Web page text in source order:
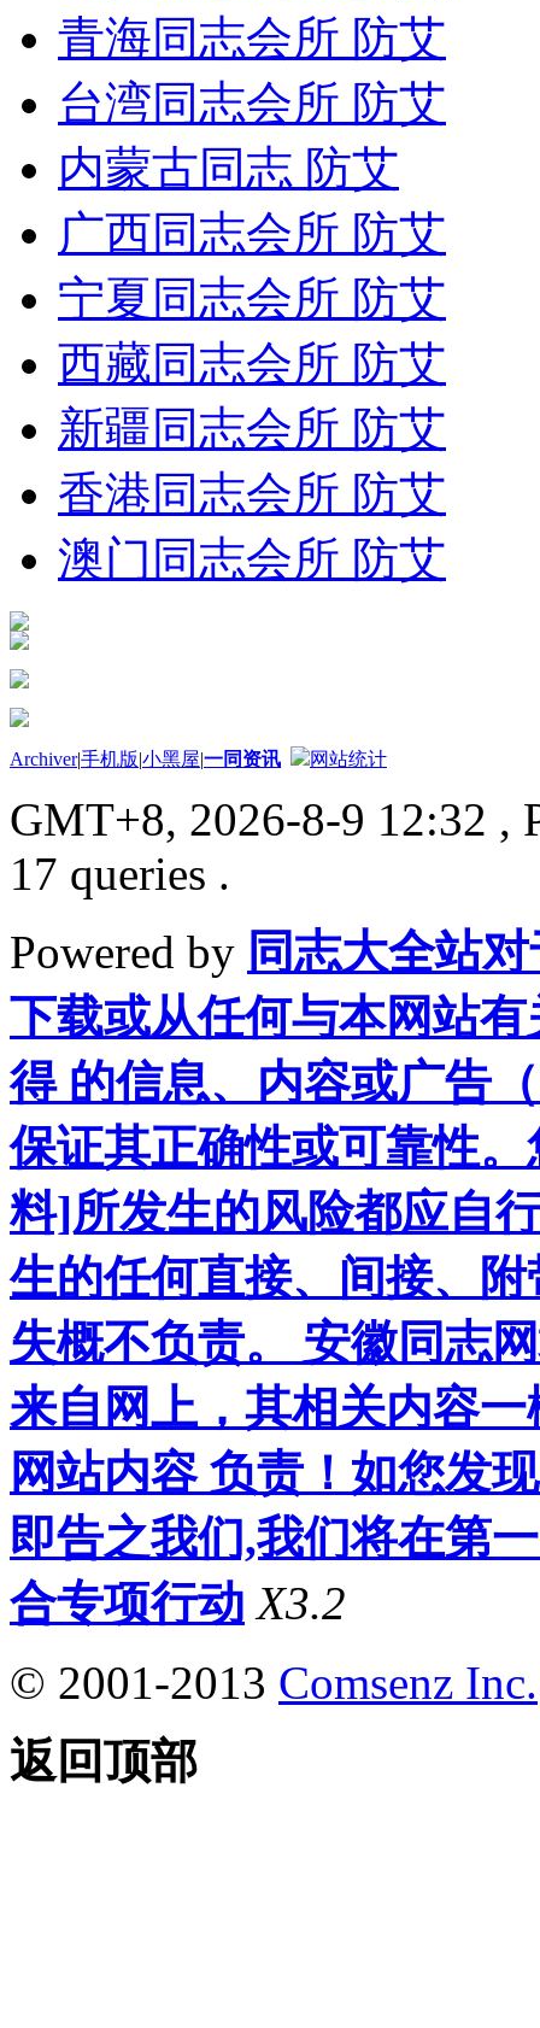
青海同志会所 防艾
台湾同志会所 防艾
内蒙古同志 防艾
广西同志会所 防艾
宁夏同志会所 防艾
西藏同志会所 防艾
新疆同志会所 防艾
香港同志会所 防艾
澳门同志会所 防艾
Archiver|手机版|小黑屋|一同资讯 网站统计
GMT+8, 2026-8-9 12:32 ,
17 queries .
Powered by 同志大全站
下载或从任何与本网站
得 的信息、内容或广告
保证其正确性或可靠性
料]所发生的风险都应自
生的任何直接、间接、
失概不负责。 安徽同志
来自网上，其相关内容
网站内容 负责！如您发
即告之我们,我们将在第
合专项行动 X3.2
© 2001-2013 Comsenz Inc.
返回顶部